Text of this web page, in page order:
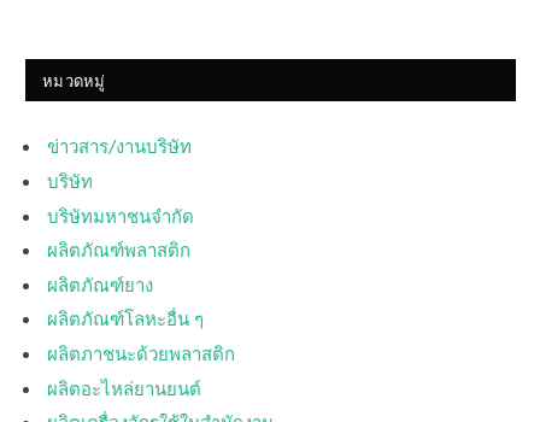
หมวดหมู่
ข่าวสาร/งานบริษัท
บริษัท
บริษัทมหาชนจำกัด
ผลิตภัณฑ์พลาสติก
ผลิตภัณฑ์ยาง
ผลิตภัณฑ์โลหะอื่น ๆ
ผลิตภาชนะด้วยพลาสติก
ผลิตอะไหล่ยานยนต์